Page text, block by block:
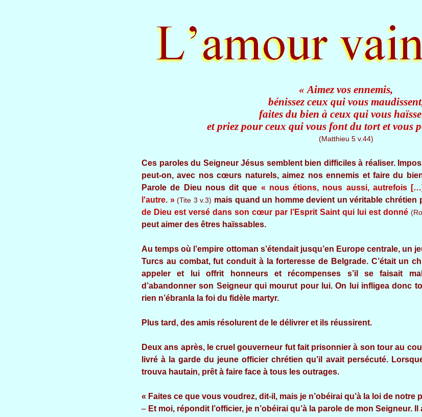
« Aimez vos ennemis,
bénissez ceux qui vous
faites du bien à ceux qui vous
et priez pour ceux qui vous font du tort et vous
(Matthieu 5 v.44)
Ces paroles du Seigneur Jésus semblent bien difficiles à réaliser.
peut-on, avec nos cœurs naturels, aimez nos ennemis et faire du
Parole de Dieu nous dit que « nous étions, nous aussi, autrefois
l'autre. »(Tite 3 v.3) mais quand un homme devient un véritable chrétien
de Dieu est versé dans son cœur par l’Esprit Saint qui lui est donné
peut aimer des êtres haïssables.
Au temps où l’empire ottoman s’étendait jusqu’en Europe centrale, un
Turcs au combat, fut conduit à la forteresse de Belgrade. C’était un
appeler et lui offrit honneurs et récompenses s’il se faisait
d’abandonner son Seigneur qui mourut pour lui. On lui infligea donc
rien n’ébranla la foi du fidèle martyr.
Plus tard, des amis résolurent de le délivrer et ils réussirent.
Deux ans après, le cruel gouverneur fut fait prisonnier à son tour au
livré à la garde du jeune officier chrétien qu’il avait persécuté.
trouva hautain, prêt à faire face à tous les outrages.
« Faites ce que vous voudrez, dit-il, mais je n’obéirai qu’à la loi de notre
– Et moi, répondit l’officier, je n’obéirai qu’à la parole de mon Seigneur.